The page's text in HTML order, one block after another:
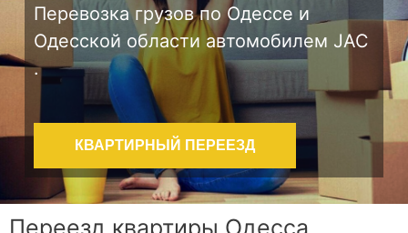
Перевозка грузов по Одессе и
Одесской области автомобилем JAC
.
КВАРТИРНЫЙ ПЕРЕЕЗД
Переезд квартиры Одесса